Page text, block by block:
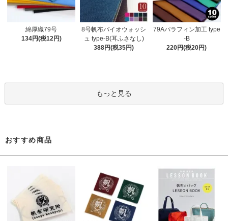
綿厚織79号
134円(税12円)
8号帆布バイオウォッシ
ュ type-B(耳ふさなし)
388円(税35円)
79Aパラフィン加工 type
-B
220円(税20円)
もっと見る
おすすめ商品